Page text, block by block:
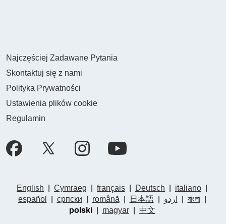
Najczęściej Zadawane Pytania
Skontaktuj się z nami
Polityka Prywatności
Ustawienia plików cookie
Regulamin
English Cymraeg français Deutsch italiano
español
српски română 日本語| اردو বাংলা|
polski| magyar| 中文